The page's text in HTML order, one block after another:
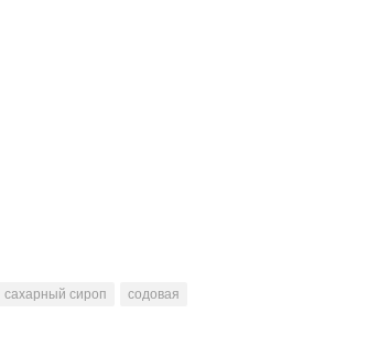
сахарный сироп содовая